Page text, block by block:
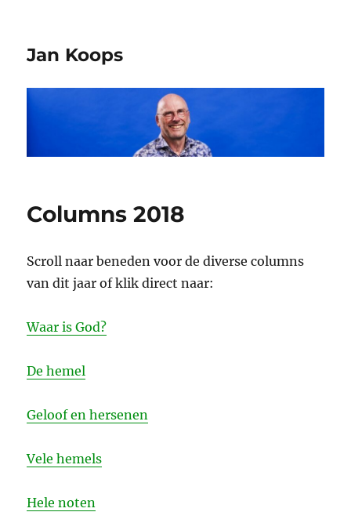
Jan Koops
Columns 2018
Scroll naar beneden voor de diverse columns
van dit jaar of klik direct naar:
Waar is God?
De hemel
Geloof en hersenen
Vele hemels
Hele noten